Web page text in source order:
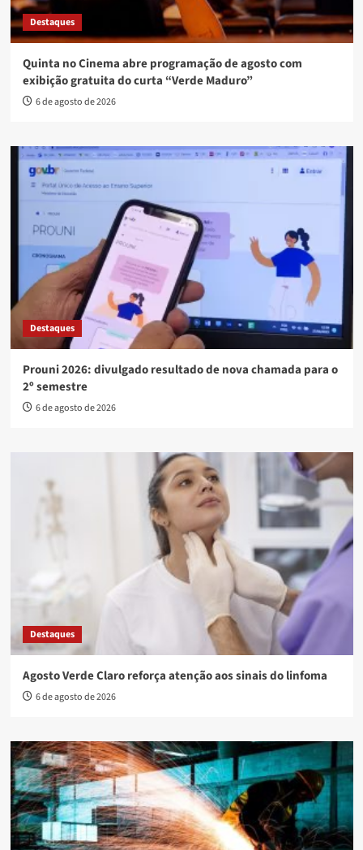
Destaques
Quinta no Cinema abre programação de agosto com
exibição gratuita do curta “Verde Maduro”
6 de agosto de 2026
Destaques
Prouni 2026: divulgado resultado de nova chamada para o
2º semestre
6 de agosto de 2026
Destaques
Agosto Verde Claro reforça atenção aos sinais do linfoma
6 de agosto de 2026